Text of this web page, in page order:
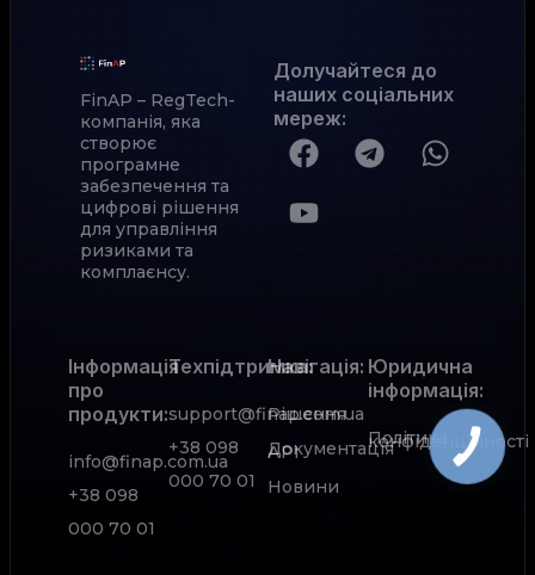
FinAP – RegTech-
компанія, яка
створює
програмне
забезпечення та
цифрові рішення
для управління
ризиками та
комплаєнсу.
Долучайтеся до
наших соціальних
мереж:
Інформація
про
продукти:
info@finap.com.ua
+38 098
000 70 01
Техпідтримка:
support@finap.com.ua
+38 098
000 70 01
Рішення
Документація
АРІ
Новини
Навігація: Юридична
інформація:
Політика
конфіденційності